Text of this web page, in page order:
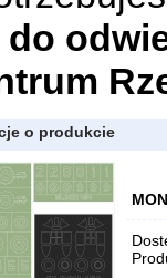
o produkcie